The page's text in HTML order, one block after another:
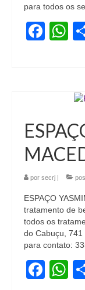
para todos os
por secrj |
ESPAÇO
tratamento de
todos os
do Cabuçu,
para contato: